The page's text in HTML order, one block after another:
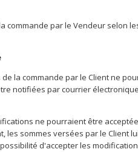
commande par le Vendeur selon
la commande par le Client ne
notifiées par courrier
ne pourraient être
les sommes versées par le Client
d'accepter les